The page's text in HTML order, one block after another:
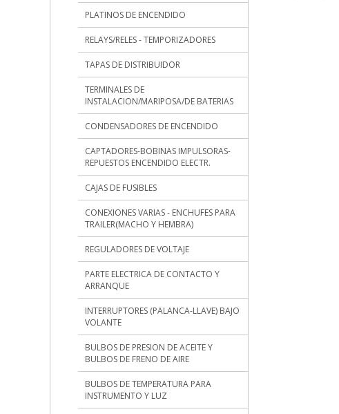
PLATINOS DE ENCENDIDO
RELAYS/RELES - TEMPORIZADORES
TAPAS DE DISTRIBUIDOR
TERMINALES DE
INSTALACION/MARIPOSA/DE BATERIAS
CONDENSADORES DE ENCENDIDO
CAPTADORES-BOBINAS IMPULSORAS-
REPUESTOS ENCENDIDO ELECTR.
CAJAS DE FUSIBLES
CONEXIONES VARIAS - ENCHUFES PARA
TRAILER(MACHO Y HEMBRA)
REGULADORES DE VOLTAJE
PARTE ELECTRICA DE CONTACTO Y
ARRANQUE
INTERRUPTORES (PALANCA-LLAVE) BAJO
VOLANTE
BULBOS DE PRESION DE ACEITE Y
BULBOS DE FRENO DE AIRE
BULBOS DE TEMPERATURA PARA
INSTRUMENTO Y LUZ